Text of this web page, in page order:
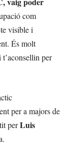
com
visible i
És molt
per
per a majors de
perLuis